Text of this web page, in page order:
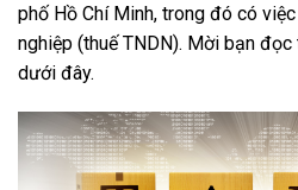
phố Hồ Chí Minh, trong đó có
nghiệp (thuế TNDN). Mời bạn
dưới đây.